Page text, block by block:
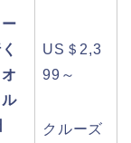
US＄2,3
99～
クルーズ